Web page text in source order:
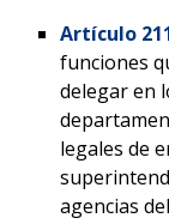
Artículo
funciones
delegar en
legales de
agencias